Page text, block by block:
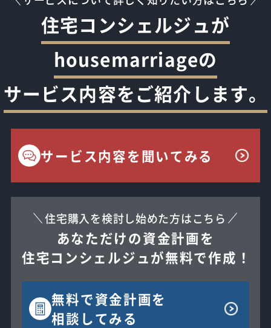
住宅コンシェルジュが
housemarriageの
サービス内容をご紹介します。
サービス内容を聞いてみる
住宅購入を検討し始めた方はこちら
あなただけの資金計画を
住宅コンシェルジュが無料で作成！
無料で資金計画を
相談してみる